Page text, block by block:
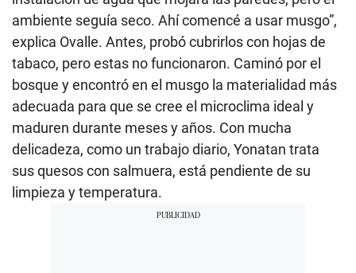
ambiente seguía seco. Ahí comencé a usar musgo”,
explica Ovalle. Antes, probó cubrirlos con hojas de
tabaco, pero estas no funcionaron. Caminó por el
bosque y encontró en el musgo la materialidad más
adecuada para que se cree el microclima ideal y
maduren durante meses y años. Con mucha
delicadeza, como un trabajo diario, Yonatan trata
sus quesos con salmuera, está pendiente de su
limpieza y temperatura.